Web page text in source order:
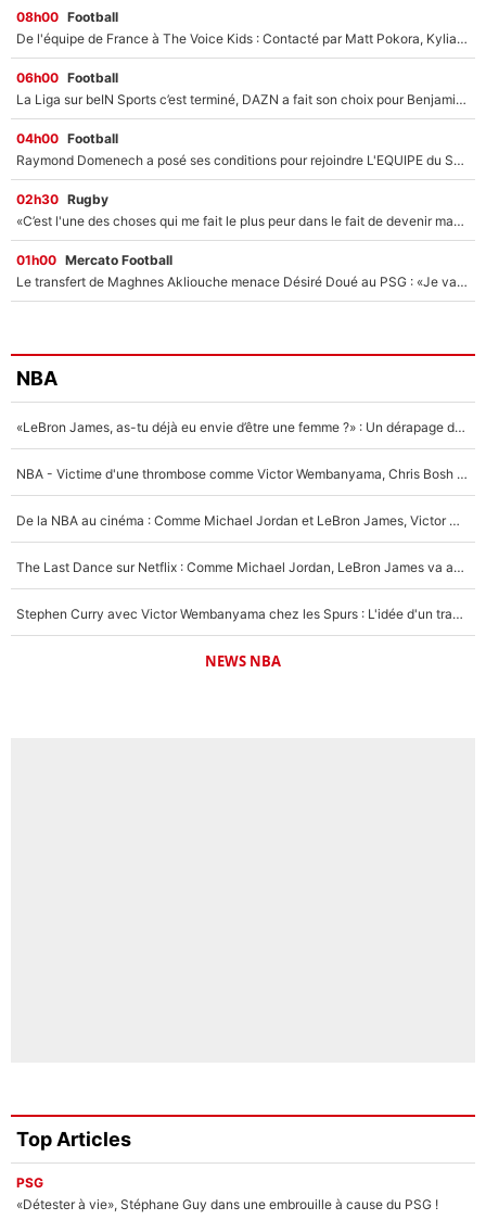
08h00 Football
De l'équipe de France à The Voice Kids : Contacté par Matt Pokora, Kylian Mbappé a accepté de jouer un rôle inédit sur TF1 !
06h00 Football
La Liga sur beIN Sports c’est terminé, DAZN a fait son choix pour Benjamin Da Silva et Omar Da Fonseca !
04h00 Football
Raymond Domenech a posé ses conditions pour rejoindre L'EQUIPE du Soir : Il refuse de faire l'émission avec un autre chroniqueur !
02h30 Rugby
«C’est l'une des choses qui me fait le plus peur dans le fait de devenir maman» : En couple avec Antoine Dupont, Iris Mittenaere s'inquiète déjà pour ses futurs enfants !
01h00 Mercato Football
Le transfert de Maghnes Akliouche menace Désiré Doué au PSG : «Je valide à 200%»
NBA
«LeBron James, as-tu déjà eu envie d’être une femme ?» : Un dérapage de Donald Trump sur la superstar de la NBA refait surface
NBA - Victime d'une thrombose comme Victor Wembanyama, Chris Bosh prévient le Français des risques sur sa santé : «J’ai failli mourir sur le coup et j’ai été ramené à la vie»
De la NBA au cinéma : Comme Michael Jordan et LeBron James, Victor Wembanyama rêve d'une carrière d'acteur !
The Last Dance sur Netflix : Comme Michael Jordan, LeBron James va avoir le droit à sa série !
Stephen Curry avec Victor Wembanyama chez les Spurs : L'idée d'un trade historique est lancée en NBA !
NEWS NBA
Top Articles
PSG
«Détester à vie», Stéphane Guy dans une embrouille à cause du PSG !